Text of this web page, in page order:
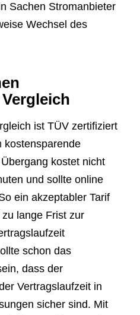
Sachen Stromanbieter
Wechsel des
ist TÜV zertifiziert
kostensparende
kostet nicht
und sollte online
ein akzeptabler Tarif
lange Frist zur
schon das
dass der
Vertragslaufzeit in
sicher sind. Mit